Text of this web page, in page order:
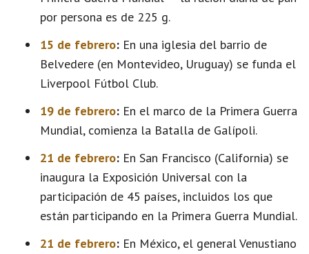
por persona es de 225 g.
15 de febrero: En una iglesia del barrio de
Belvedere (en Montevideo, Uruguay) se funda el
Liverpool Fútbol Club.
19 de febrero: En el marco de la Primera Guerra
Mundial, comienza la Batalla de Galípoli.
21 de febrero: En San Francisco (California) se
inaugura la Exposición Universal con la
participación de 45 países, incluidos los que
están participando en la Primera Guerra Mundial.
21 de febrero: En México, el general Venustiano